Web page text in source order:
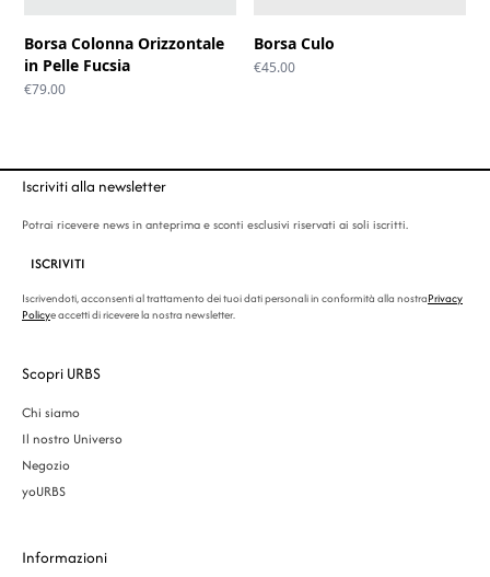
Borsa Colonna Orizzontale
in Pelle Fucsia
€79.00
Borsa Culo
€45.00
Iscriviti alla newsletter
Potrai ricevere news in anteprima e sconti esclusivi riservati ai soli iscritti.
ISCRIVITI
Iscrivendoti, acconsenti al trattamento dei tuoi dati personali in conformità alla nostraPrivacy
Policye accetti di ricevere la nostra newsletter.
Scopri URBS
Chi siamo
Il nostro Universo
Negozio
yoURBS
Informazioni